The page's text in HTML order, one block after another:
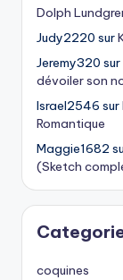
Dolph
Judy2220 sur
Jeremy320 sur
dévoiler son
Israel2546 sur
Romantique
Maggie1682
(Sketch
coquines